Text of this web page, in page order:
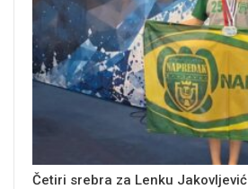
Četiri srebra za Lenku Jakovljević